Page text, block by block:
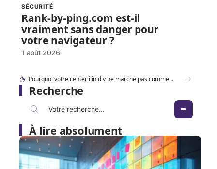
SÉCURITÉ
Rank-by-ping.com est-il
vraiment sans danger pour
votre navigateur ?
1 août 2026
Accéder à 192.168.1..109 en toute sécurité : les réglages à connaître en 2026
Recherche
À lire absolument